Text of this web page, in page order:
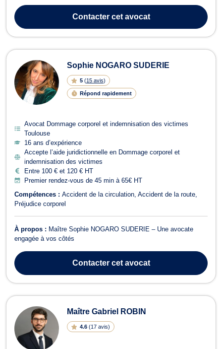
soyez victime pour un dépôt de plainte, auteur ou prévenu et ce,
en cas de comparu...Contactercet avocat
Sophie NOGARO SUDERIE
5 (15 avis)
Répond rapidement
Avocat Dommage corporel et indemnisation des victimes
Toulouse
16 ans d’expérience
Accepte l’aide juridictionnelle en Dommage corporel et
indemnisation des victimes
Entre 100 € et 120 € HT
Premier rendez-vous de 45 min à 65€ HT
Compétences : Accident de la circulation Accident de la route
Préjudice corporel
À propos : Maître Sophie NOGARO SUDERIE – Une avocate
engagée à vos côtés
Contactercet avocat
Maître Gabriel ROBIN
4.6 (17 avis)